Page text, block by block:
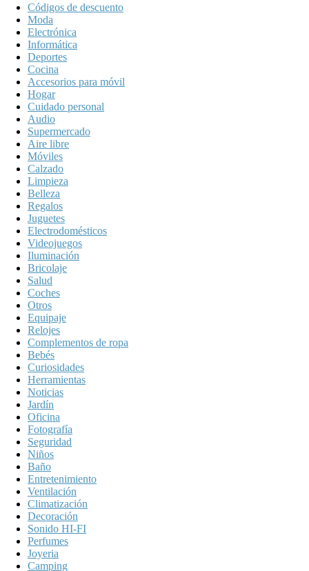
Códigos de descuento
Moda
Electrónica
Informática
Deportes
Cocina
Accesorios para móvil
Hogar
Cuidado personal
Audio
Supermercado
Aire libre
Móviles
Calzado
Limpieza
Belleza
Regalos
Juguetes
Electrodomésticos
Videojuegos
Iluminación
Bricolaje
Salud
Coches
Otros
Equipaje
Relojes
Complementos de ropa
Bebés
Curiosidades
Herramientas
Noticias
Jardín
Oficina
Fotografía
Seguridad
Niños
Baño
Entretenimiento
Ventilación
Climatización
Decoración
Sonido HI-FI
Perfumes
Joyeria
Camping